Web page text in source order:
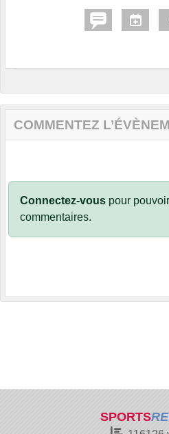
COMMENTEZ
Connectez-vous pour
commentaires.
SPORTS